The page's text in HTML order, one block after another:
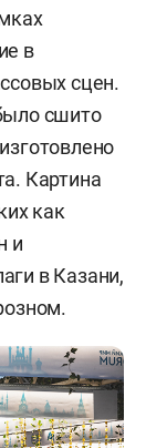
в
сцен.
сшито
Картина
как
и
в Казани,